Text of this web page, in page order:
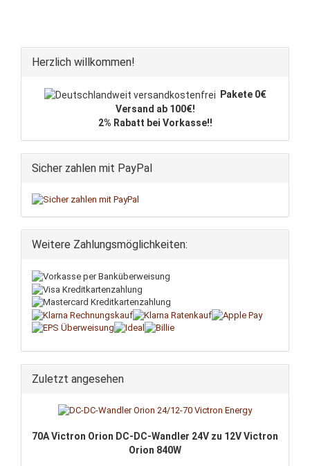
Herzlich willkommen!
Pakete 0€
Versand ab 100€!
2% Rabatt bei Vorkasse!!
Sicher zahlen mit PayPal
Weitere Zahlungsmöglichkeiten:
Zuletzt angesehen
70A Victron Orion DC-DC-Wandler 24V zu 12V Victron
Orion 840W